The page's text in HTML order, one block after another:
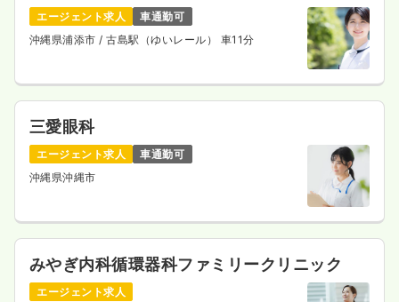
エージェント求人
車通勤可
沖縄県浦添市 / 古島駅（ゆいレール） 車11分
三愛眼科
エージェント求人
車通勤可
沖縄県沖縄市
みやぎ内科循環器科ファミリークリニック
エージェント求人